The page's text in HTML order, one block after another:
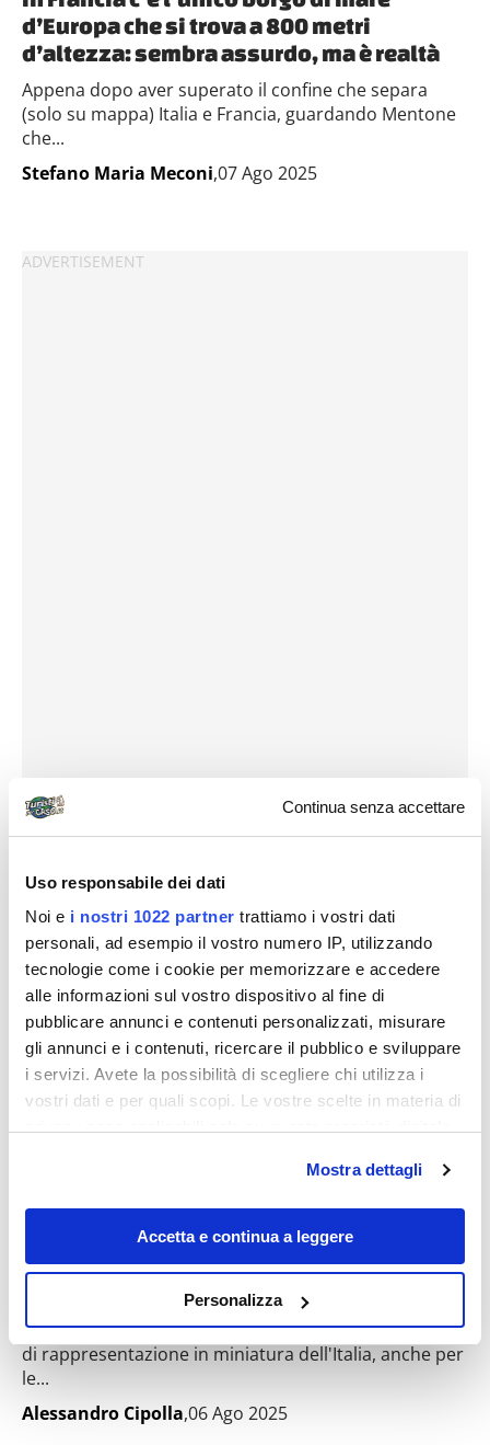
Continua senza accettare
Uso responsabile dei dati
Noi e i nostri 1022 partner trattiamo i vostri dati
personali, ad esempio il vostro numero IP, utilizzando
tecnologie come i cookie per memorizzare e accedere
alle informazioni sul vostro dispositivo al fine di
pubblicare annunci e contenuti personalizzati, misurare
gli annunci e i contenuti, ricercare il pubblico e sviluppare
i servizi. Avete la possibilità di scegliere chi utilizza i
vostri dati e per quali scopi. Le vostre scelte in materia di
modificare o revocare il proprio consenso in qualsiasi
momento dalla Dichiarazione sui cookie o facendo clic
sull'icona di attivazione della privacy.
raccogliere informazioni sulla tua posizione
geografica, con un'approssimazione di qualche
metro,
attivamente alla ricerca di caratteristiche specifiche
Mostra dettagli
Accetta e continua a leggere
Personalizza
d’Europa che si trova a 800 metri
d’altezza: sembra assurdo, ma è realtà
Appena dopo aver superato il confine che separa
(solo su mappa) Italia e Francia, guardando Mentone
che...
Stefano Maria Meconi,07 Ago 2025
Destinazioni
Oltre Napoli e Pompei, questi 6 borghi
della Campania ti faranno vivere il lato
più autentico della regione
La Campania può essere considerata come una sorta
di rappresentazione in miniatura dell'Italia, anche per
le...
Alessandro Cipolla,06 Ago 2025